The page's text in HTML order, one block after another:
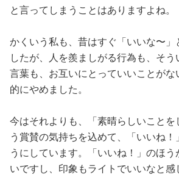
と言ってしまうことはありますよね。
かくいう私も、昔はすぐ「いいな〜」
したが、人を羨ましがる行為も、そ
言葉も、お互いにとっていいことがな
的にやめました。
今はそれよりも、「素晴らしいことを
う賞賛の気持ちを込めて、「いいね！
うにしています。「いいね！」のほ
いですし、印象もライトでいいなと感